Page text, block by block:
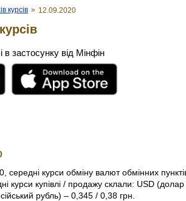
курсів » 12.09.2020
застосунку від Мінфін
середні курси обміну валют обмінних
курси купівлі / продажу склали: USD
рубль) – 0,345 / 0,38 грн.